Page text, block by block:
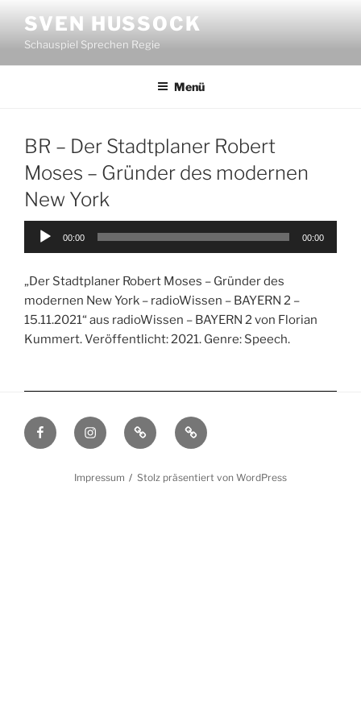
Inhalt
springen
SVEN HUSSOCK
Schauspiel Sprechen Regie
Menü
BR – Der Stadtplaner Robert
Moses – Gründer des modernen
New York
Audio-
00:00 00:00
„Der Stadtplaner Robert Moses – Gründer des
modernen New York – radioWissen – BAYERN 2 –
15.11.2021“ aus radioWissen – BAYERN 2 von Florian
Kummert. Veröffentlicht: 2021. Genre: Speech.
FacebookInstagramFilmmakers.deSchauspielervideos.de
Impressum Stolz präsentiert von WordPress